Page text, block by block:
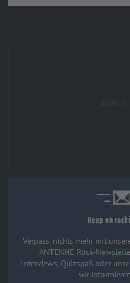
Keep on
Verpass' nichts mehr mit
ANTENNE Rock-
Interviews, Quizspaß oder
wir